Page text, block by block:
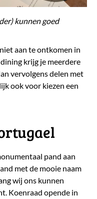
kunnen goed
aan te ontkomen in
krijg je meerdere
vervolgens delen met
ook voor kiezen een
pand aan
met de mooie naam
wij ons kunnen
Koenraad opende in